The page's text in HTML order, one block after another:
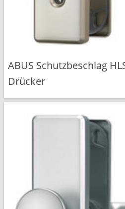
ABUS Schutzbeschlag
Drücker